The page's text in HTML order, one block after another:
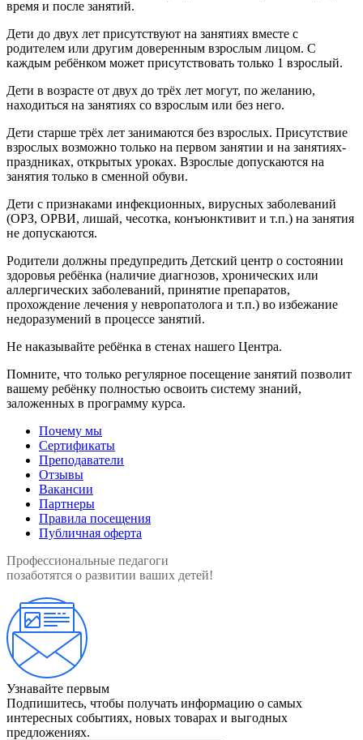
время и после занятий.
Дети до двух лет присутствуют на занятиях вместе с
родителем или другим доверенным взрослым лицом. С
каждым ребёнком может присутствовать только 1 взрослый.
Дети в возрасте от двух до трёх лет могут, по желанию,
находиться на занятиях со взрослым или без него.
Дети старше трёх лет занимаются без взрослых. Присутствие
взрослых возможно только на первом занятии и на занятиях-
праздниках, открытых уроках. Взрослые допускаются на
занятия только в сменной обуви.
Дети с признаками инфекционных, вирусных заболеваний
(ОРЗ, ОРВИ, лишай, чесотка, конъюнктивит и т.п.) на занятия
не допускаются.
Родители должны предупредить Детский центр о состоянии
здоровья ребёнка (наличие диагнозов, хронических или
аллергических заболеваний, принятие препаратов,
прохождение лечения у невропатолога и т.п.) во избежание
недоразумений в процессе занятий.
Не наказывайте ребёнка в стенах нашего Центра.
Помните, что только регулярное посещение занятий позволит
вашему ребёнку полностью освоить систему знаний,
заложенных в программу курса.
Почему мы
Сертификаты
Преподаватели
Отзывы
Вакансии
Партнеры
Правила посещения
Публичная оферта
Профессиональные педагоги
позаботятся о развитии ваших детей!
Узнавайте первым
Подпишитесь, чтобы получать информацию о самых
интересных событиях, новых товарах и выгодных
предложениях.